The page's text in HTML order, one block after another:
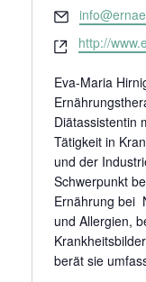
Email
Webseite
http://
Eva-Maria
Diätassistentin
Tätigkeit in
und der
Schwerpunkt
Ernährung bei
und Allergien,
berät sie